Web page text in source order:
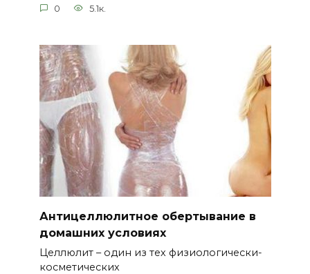
0 5.1к.
Антицеллюлитное обертывание в
домашних условиях
Целлюлит – один из тех физиологически-
косметических